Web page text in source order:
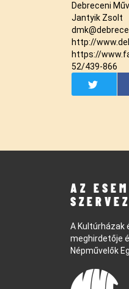
Debreceni
Jantyik Zsolt
http://
https://
52/439-866
AZ
A Kultúrházak
meghirdetője
Népművelők